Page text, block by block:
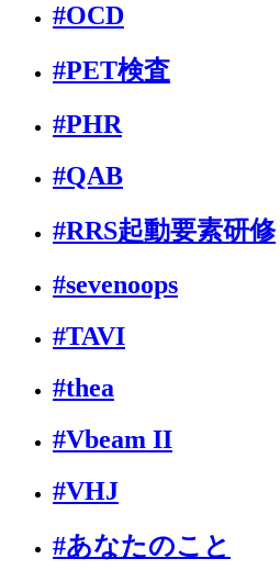
#OCD
#PET検査
#PHR
#QAB
#RRS起動要素研修
#sevenoops
#TAVI
#thea
#Vbeam II
#VHJ
#あなたのこと